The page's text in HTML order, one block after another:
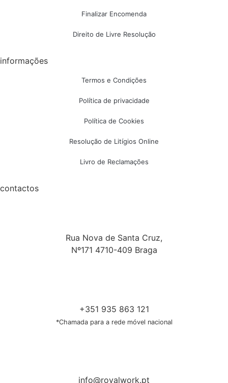
Finalizar Encomenda
Direito de Livre Resolução
informações
Termos e Condições
Política de privacidade
Política de Cookies
Resolução de Litígios Online
Livro de Reclamações
contactos
Rua Nova de Santa Cruz,
Nº171 4710-409 Braga
+351 935 863 121
*Chamada para a rede móvel nacional
info@royalwork.pt